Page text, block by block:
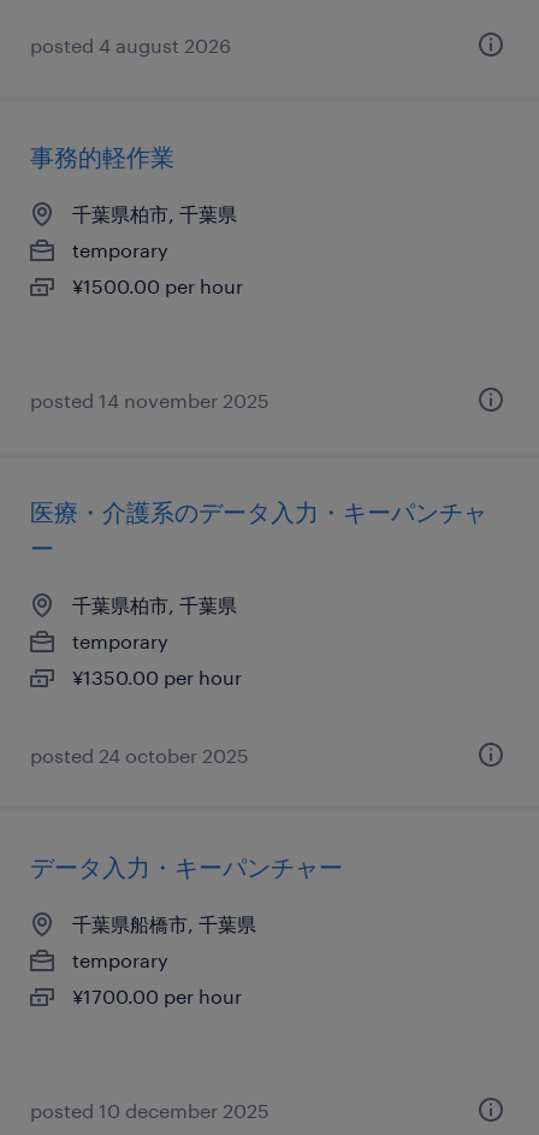
posted 4 august 2026
事務的軽作業
千葉県柏市, 千葉県
temporary
¥1500.00 per hour
posted 14 november 2025
医療・介護系のデータ入力・キーパンチャ
ー
千葉県柏市, 千葉県
temporary
¥1350.00 per hour
posted 24 october 2025
データ入力・キーパンチャー
千葉県船橋市, 千葉県
temporary
¥1700.00 per hour
posted 10 december 2025